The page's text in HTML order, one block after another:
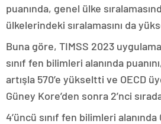
puanında, genel ülke
ülkelerindeki sıralamasını da
Buna göre, TIMSS 2023
sınıf fen bilimleri alanında
artışla 570’e yükseltti ve OECD
Güney Kore’den sonra 2’nci
4’üncü sınıf fen bilimleri alanında